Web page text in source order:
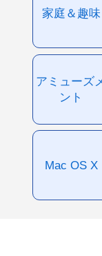
家庭＆趣味
アミューズ
ント
Mac OS X